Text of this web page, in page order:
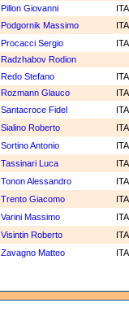
Pillon Giovanni
Podgornik Massimo
Procacci Sergio
Radzhabov Rodion
Redo Stefano
Rozmann Glauco
Santacroce Fidel
Sialino Roberto
Sortino Antonio
Tassinari Luca
Tonon Alessandro
Trento Giacomo
Varini Massimo
Visintin Roberto
Zavagno Matteo